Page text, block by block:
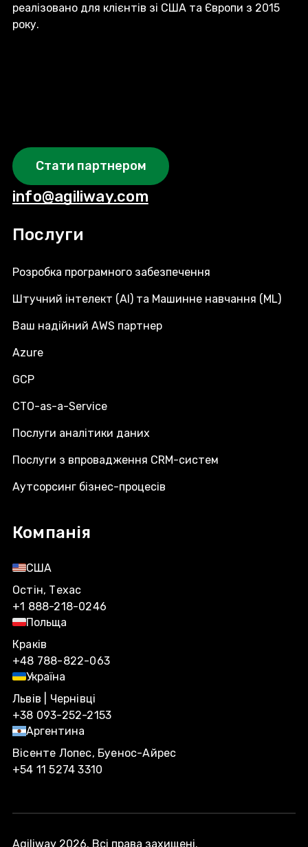
реалізовано для клієнтів зі США та Європи з 2015
року.
Стати партнером
info@agiliway.com
Послуги
Розробка програмного забезпечення
Штучний інтелект (AI) та Машинне навчання (ML)
Ваш надійний AWS партнер
Azure
GCP
CTO-as-a-Service
Послуги аналітики даних
Послуги з впровадження CRM-систем
Аутсорсинг бізнес-процесів
Компанія
США
Остін, Техас
+1 888-218-0246
Польща
Краків
+48 788-822-063
Україна
Львів | Чернівці
+38 093-252-2153
Аргентина
Вісенте Лопес, Буенос-Айрес
+54 11 5274 3310
Agiliway 2026. Всі права захищені.